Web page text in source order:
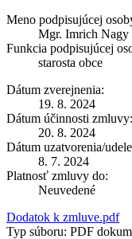
Meno podpisujúcej
Mgr. Imrich Nagy
Funkcia podpisujúcej
starosta obce
Dátum zverejnenia:
19. 8. 2024
Dátum účinnosti zmluvy:
20. 8. 2024
Dátum uzatvorenia/
8. 7. 2024
Platnosť zmluvy do:
Neuvedené
Dodatok k zmluve.pdf
Typ súboru: PDF